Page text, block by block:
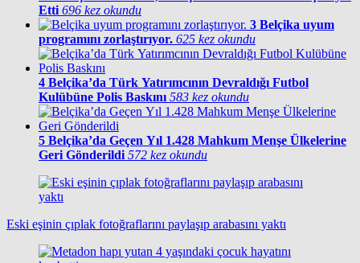
Etti 696 kez okundu
3 Belçika uyum
programını zorlaştırıyor. 625 kez okundu
4 Belçika’da Türk Yatırımcının Devraldığı Futbol
Kulübüne Polis Baskını 583 kez okundu
5 Belçika’da Geçen Yıl 1.428 Mahkum Menşe Ülkelerine
Geri Gönderildi 572 kez okundu
Eski eşinin çıplak fotoğraflarını paylaşıp arabasını yaktı